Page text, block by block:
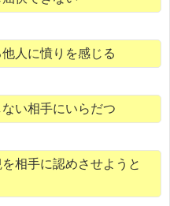
人に憤りを感じる
い相手にいらだつ
相手に認めさせようと